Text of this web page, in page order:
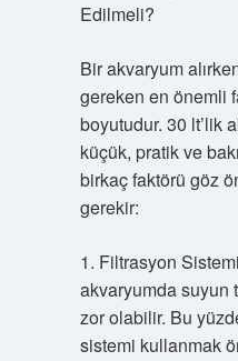
Edilmeli?
Bir akvaryum
gereken en önemli
boyutudur. 30 lt’lik
küçük, pratik ve
birkaç faktörü göz
gerekir:
1. Filtrasyon
akvaryumda suyun
zor olabilir. Bu
sistemi kullanmak